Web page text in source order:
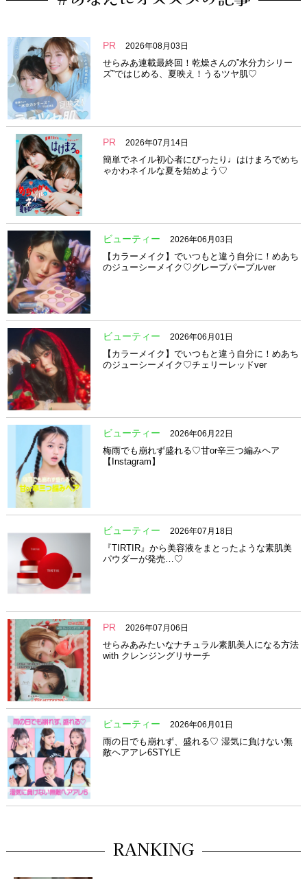
PR 2026年08月03日
せらみあ連載最終回！乾燥さんの”水分力シリー
ズ”ではじめる、夏映え！うるツヤ肌♡
PR 2026年07月14日
簡単でネイル初心者にぴったり♩はけまろでめち
ゃかわネイルな夏を始めよう♡
ビューティー 2026年06月03日
【カラーメイク】でいつもと違う自分に！めあち
のジューシーメイク♡グレープパープルver
ビューティー 2026年06月01日
【カラーメイク】でいつもと違う自分に！めあち
のジューシーメイク♡チェリーレッドver
ビューティー 2026年06月22日
梅雨でも崩れず盛れる♡甘or辛三つ編みヘア
【Instagram】
ビューティー 2026年07月18日
『TIRTIR』から美容液をまとったような素肌美
パウダーが発売…♡
PR 2026年07月06日
せらみあみたいなナチュラル素肌美人になる方法
with クレンジングリサーチ
ビューティー 2026年06月01日
雨の日でも崩れず、盛れる♡ 湿気に負けない無
敵ヘアアレ6STYLE
RANKING